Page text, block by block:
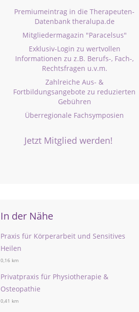
Premiumeintrag in die Therapeuten-
Datenbank theralupa.de
Mitgliedermagazin "Paracelsus"
Exklusiv-Login zu wertvollen
Informationen zu z.B. Berufs-, Fach-,
Rechtsfragen u.v.m.
Zahlreiche Aus- &
Fortbildungsangebote zu reduzierten
Gebühren
Überregionale Fachsymposien
Jetzt Mitglied werden!
In der Nähe
Praxis für Körperarbeit und Sensitives
Heilen
0,16 km
Privatpraxis für Physiotherapie &
Osteopathie
0,41 km